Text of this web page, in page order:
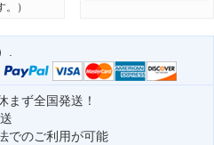
）
.
まず全国発送！
でのご利用が可能